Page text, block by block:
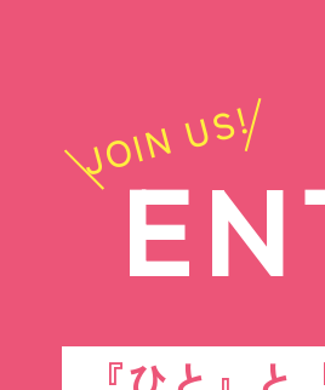
JOIN US!